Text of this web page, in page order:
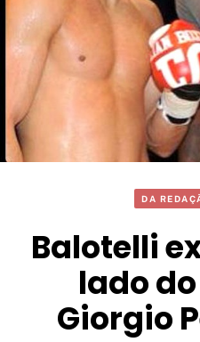
DA
Balotelli
lado
Giorgio